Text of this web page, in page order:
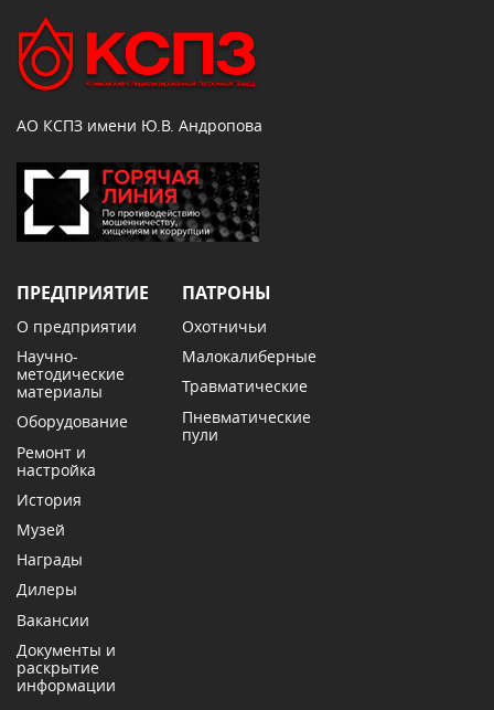
АО КСПЗ имени Ю.В. Андропова
ПРЕДПРИЯТИЕ
О предприятии
Научно-
методические
материалы
Оборудование
Ремонт и
настройка
История
Музей
Награды
Дилеры
Вакансии
Документы и
раскрытие
информации
ПАТРОНЫ
Охотничьи
Малокалиберные
Травматические
Пневматические
пули